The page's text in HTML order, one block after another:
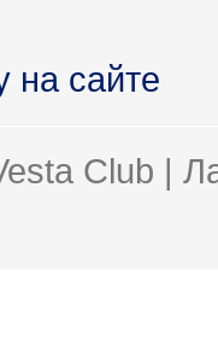
на сайте
Club |